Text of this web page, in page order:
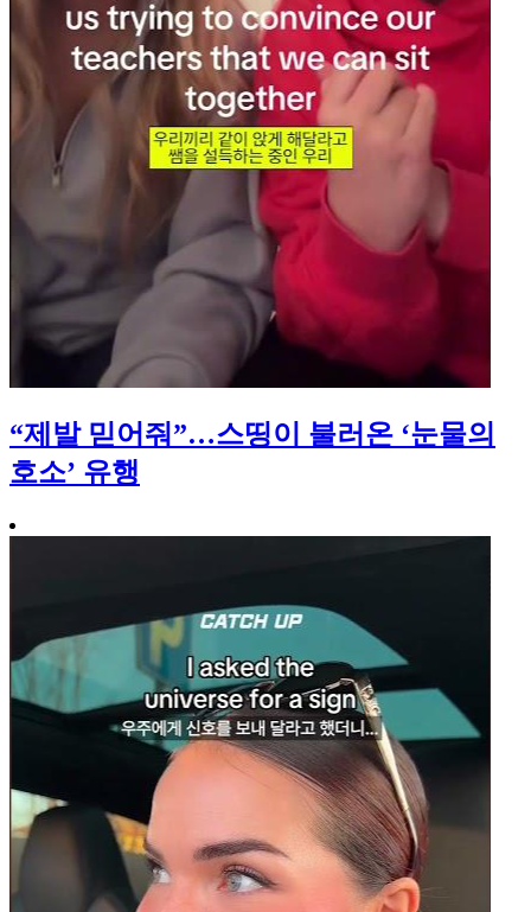
“제발 믿어줘”…스띵이 불러온 ‘눈물의
호소’ 유행